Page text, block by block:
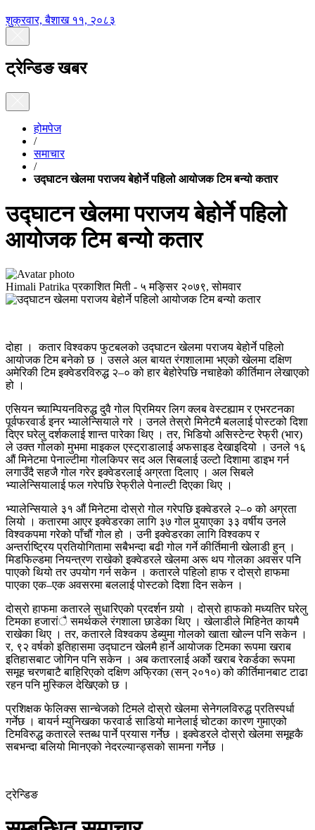
शुक्रवार, बैशाख ११, २०८३
ट्रेन्डिङ खबर
होमपेज
/
समाचार
/
उद्घाटन खेलमा पराजय बेहोर्ने पहिलो आयोजक टिम बन्यो कतार
उद्घाटन खेलमा पराजय बेहोर्ने पहिलो
आयोजक टिम बन्यो कतार
Himali Patrika प्रकाशित मिती - ५ मङ्सिर २०७९, सोमवार
दोहा । कतार विश्वकप फुटबलको उद्घाटन खेलमा पराजय बेहोर्ने पहिलो
आयोजक टिम बनेको छ । उसले अल बायत रंगशालामा भएको खेलमा दक्षिण
अमेरिकी टिम इक्वेडरविरुद्ध २–० को हार बेहोरेपछि नचाहेको कीर्तिमान लेखाएको
हो ।
एसियन च्याम्पियनविरुद्ध दुवै गोल प्रिमियर लिग क्लब वेस्टह्याम र एभरटनका
पूर्वफरवार्ड इनर भ्यालेन्सियाले गरे । उनले तेस्रो मिनेटमै बललाई पोस्टको दिशा
दिएर घरेलु दर्शकलाई शान्त पारेका थिए । तर, भिडियो असिस्टेन्ट रेफ्री (भार)
ले उक्त गोलको मुभमा माइकल एस्ट्राडालाई अफसाइड देखाइदियो । उनले १६
औं मिनेटमा पेनाल्टीमा गोलकिपर सद अल सिबलाई उल्टो दिशामा डाइभ गर्न
लगाउँदै सहजै गोल गरेर इक्वेडरलाई अग्रता दिलाए । अल सिबले
भ्यालेन्सियालाई फल गरेपछि रेफ्रीले पेनाल्टी दिएका थिए ।
भ्यालेन्सियाले ३१ औं मिनेटमा दोस्रो गोल गरेपछि इक्वेडरले २–० को अग्रता
लियो । कतारमा आएर इक्वेडरका लागि ३७ गोल पुर्‍याएका ३३ वर्षीय उनले
विश्वकपमा गरेको पाँचौं गोल हो । उनी इक्वेडरका लागि विश्वकप र
अन्तर्राष्ट्रिय प्रतियोगितामा सबैभन्दा बढी गोल गर्ने कीर्तिमानी खेलाडी हुन् ।
मिडफिल्डमा नियन्त्रण राखेको इक्वेडरले खेलमा अरू थप गोलका अवसर पनि
पाएको थियो तर उपयोग गर्न सकेन । कतारले पहिलो हाफ र दोस्रो हाफमा
पाएका एक–एक अवसरमा बललाई पोस्टको दिशा दिन सकेन ।
दोस्रो हाफमा कतारले सुधारिएको प्रदर्शन गर्‍यो । दोस्रो हाफको मध्यतिर घरेलु
टिमका हजारांै समर्थकले रंगशाला छाडेका थिए । खेलाडीले मिहिनेत कायमै
राखेका थिए । तर, कतारले विश्वकप डेब्युमा गोलको खाता खोल्न पनि सकेन ।
र, ९२ वर्षको इतिहासमा उद्घाटन खेलमै हार्ने आयोजक टिमका रूपमा खराब
इतिहासबाट जोगिन पनि सकेन । अब कतारलाई अर्को खराब रेकर्डका रूपमा
समूह चरणबाटै बाहिरिएको दक्षिण अफ्रिका (सन् २०१०) को कीर्तिमानबाट टाढा
रहन पनि मुस्किल देखिएको छ ।
प्रशिक्षक फेलिक्स सान्चेजको टिमले दोस्रो खेलमा सेनेगलविरुद्ध प्रतिस्पर्धा
गर्नेछ । बायर्न म्युनिखका फरवार्ड साडियो मानेलाई चोटका कारण गुमाएको
टिमविरुद्ध कतारले स्तब्ध पार्ने प्रयास गर्नेछ । इक्वेडरले दोस्रो खेलमा समूहकै
सबभन्दा बलियो मािनएको नेदरल्यान्ड्सको सामना गर्नेछ ।
ट्रेन्डिङ